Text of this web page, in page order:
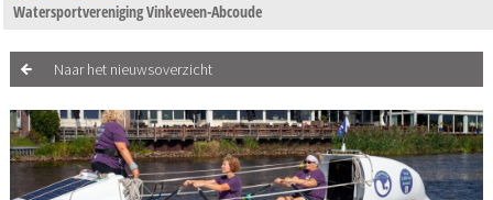
Watersportvereniging Vinkeveen-Abcoude
Naar het nieuwsoverzicht